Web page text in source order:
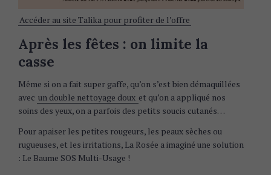
Accéder au site Talika pour profiter de l’offre
Après les fêtes : on limite la
casse
Même si on a fait super gaffe, qu’on s’est bien démaquillées
avec un double nettoyage doux et qu’on a appliqué nos
soins des yeux, on a parfois des petits soucis cutanés…
Pour apaiser les petites rougeurs, les peaux sèches ou
rugueuses, et les irritations, La Rosée a imaginé une solution
: Le Baume SOS Multi-Usage !